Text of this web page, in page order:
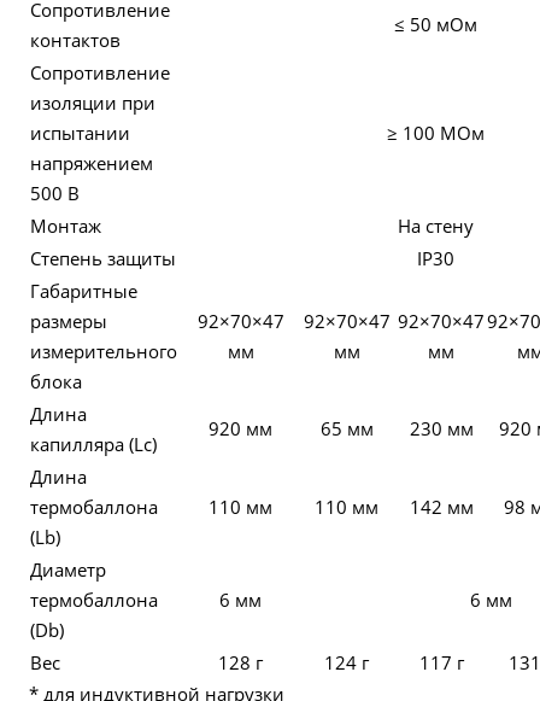
Сопротивление
контактов
≤ 50 мОм
Сопротивление
изоляции при
испытании
напряжением
500 В
≥ 100 МОм
Монтаж
На стену
Степень защиты
IP30
Габаритные
размеры
измерительного
блока
92×70×47
мм
92×70×47
мм
92×70×47
мм
Длина
капилляра (Lc)
920 мм 65 мм 230 мм
920
Длина
термобаллона
(Lb)
110 мм 110 мм 142 мм 98
Диаметр
термобаллона
(Db)
6 мм 6 мм
Вес 128 г 124 г 117 г
* для индуктивной нагрузки